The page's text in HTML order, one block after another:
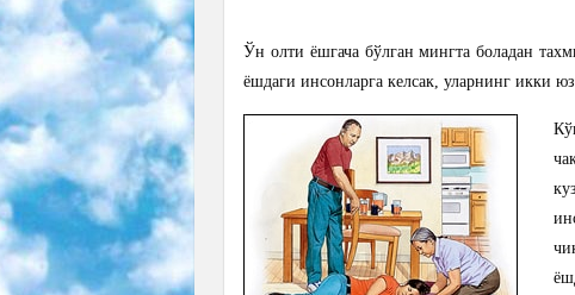
Ўн олти ёшгача бўлган мингта боладан
ёшдаги инсонларга келсак, уларнинг икки